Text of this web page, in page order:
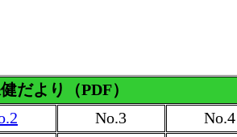
だより（PDF）
No.3 No.4